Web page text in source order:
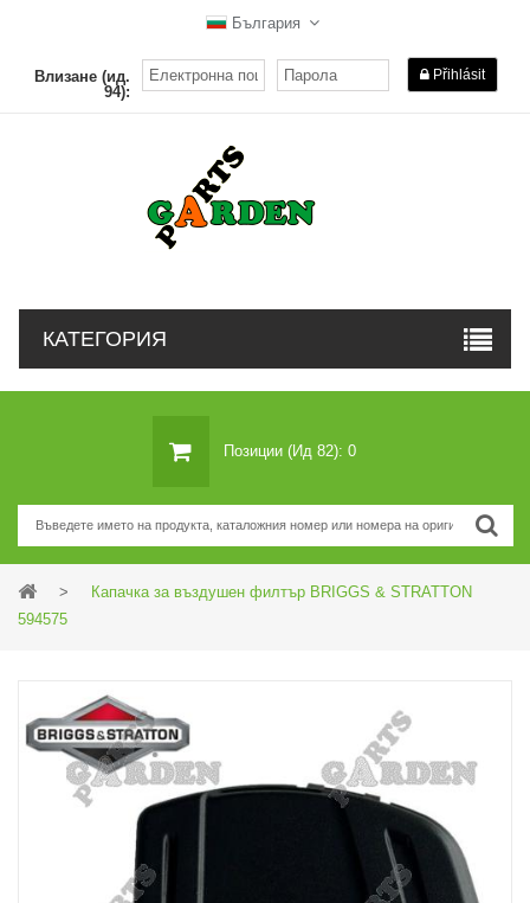
България
Влизане (ид.
94):
Přihlásit
КАТЕГОРИЯ
Позиции (ид 82): 0
>
Капачка за въздушен филтър BRIGGS & STRATTON
594575